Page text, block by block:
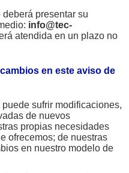
presentar su
info@tec-
atendida en un plazo no
en este aviso de
sufrir modificaciones,
de nuevos
propias necesidades
ofrecemos; de nuestras
en nuestro modelo de